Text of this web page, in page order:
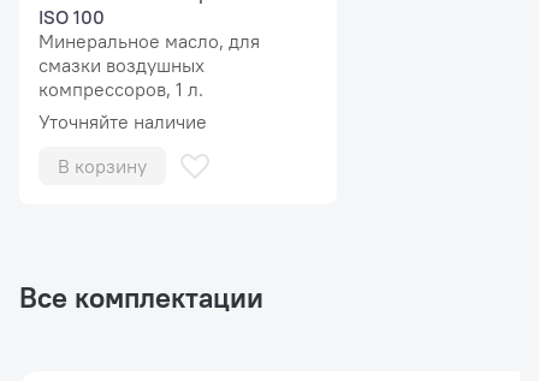
ISO 100
Минеральное масло, для
смазки воздушных
компрессоров, 1 л.
Уточняйте наличие
В корзину
Все комплектации